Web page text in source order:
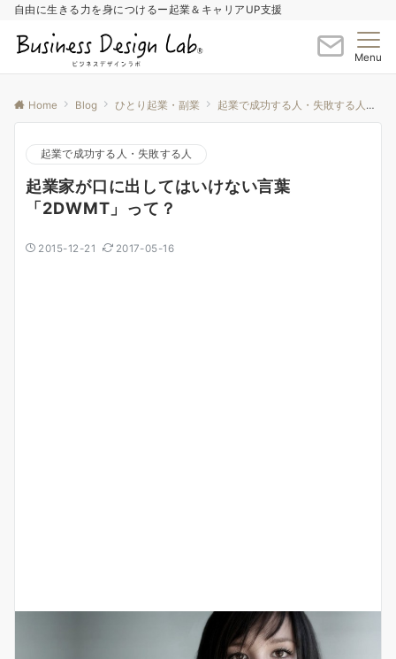
自由に生きる力を身につけるー起業＆キャリアUP支援
Menu
Home Blog ひとり起業・副業 起業で成功する人・失敗する人
起業で成功する人・失敗する人
起業家が口に出してはいけない言葉
「2DWMT」って？
2015-12-21 2017-05-16